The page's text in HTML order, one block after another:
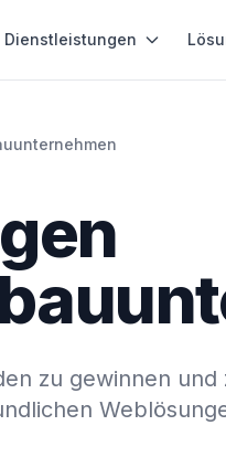
Dienstleistungen
zu gewinnen und